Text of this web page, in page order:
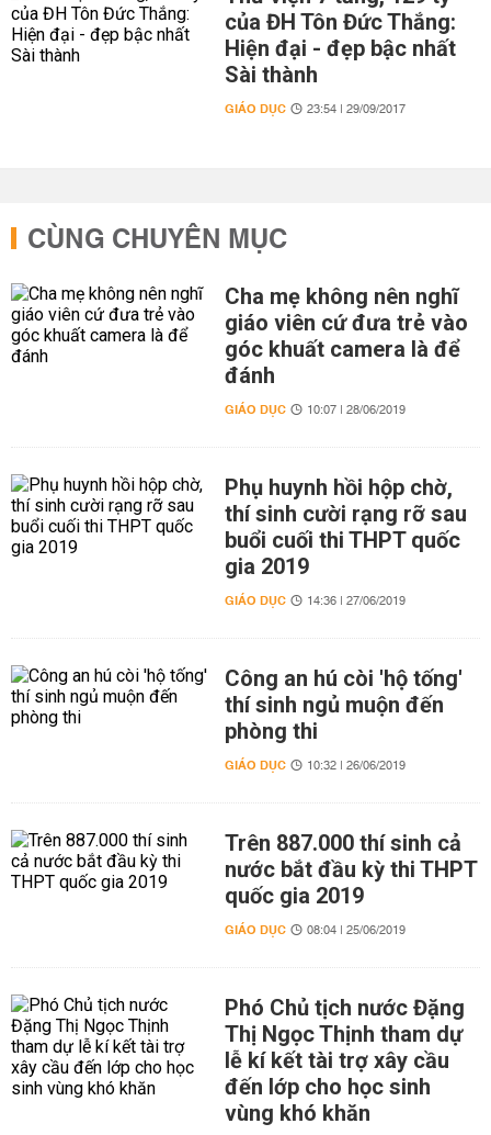
của ĐH Tôn Đức Thắng:
Hiện đại - đẹp bậc nhất
Sài thành
GIÁO DỤC 23:54 | 29/09/2017
CÙNG CHUYÊN MỤC
Cha mẹ không nên nghĩ
giáo viên cứ đưa trẻ vào
góc khuất camera là để
đánh
GIÁO DỤC 10:07 | 28/06/2019
Phụ huynh hồi hộp chờ,
thí sinh cười rạng rỡ sau
buổi cuối thi THPT quốc
gia 2019
GIÁO DỤC 14:36 | 27/06/2019
Công an hú còi 'hộ tống'
thí sinh ngủ muộn đến
phòng thi
GIÁO DỤC 10:32 | 26/06/2019
Trên 887.000 thí sinh cả
nước bắt đầu kỳ thi THPT
quốc gia 2019
GIÁO DỤC 08:04 | 25/06/2019
Phó Chủ tịch nước Đặng
Thị Ngọc Thịnh tham dự
lễ kí kết tài trợ xây cầu
đến lớp cho học sinh
vùng khó khăn